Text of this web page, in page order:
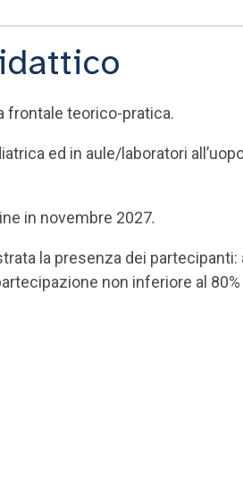
frontale teorico-pratica.
ed in aule/laboratori
in novembre 2027.
la presenza dei partecipanti:
non inferiore al 80%